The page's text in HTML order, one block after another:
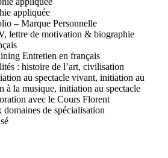
appliquée
– Marque Personnelle
lettre de motivation & biographie
Entretien en français
: histoire de l’art, civilisation
au spectacle vivant, initiation au
à la musique, initiation au spectacle
avec le Cours Florent
de spécialisation